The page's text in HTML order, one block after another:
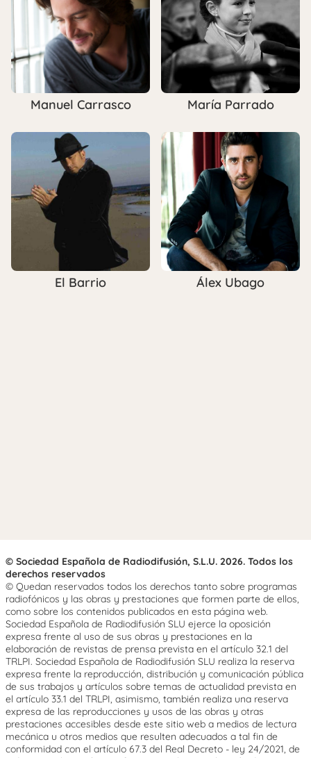
Manuel Carrasco María Parrado
El Barrio Álex Ubago
© Sociedad Española de Radiodifusión, S.L.U. 2026. Todos los
derechos reservados
© Quedan reservados todos los derechos tanto sobre programas
radiofónicos y las obras y prestaciones que formen parte de ellos,
como sobre los contenidos publicados en esta página web.
Sociedad Española de Radiodifusión SLU ejerce la oposición
expresa frente al uso de sus obras y prestaciones en la
elaboración de revistas de prensa prevista en el artículo 32.1 del
TRLPI. Sociedad Española de Radiodifusión SLU realiza la reserva
expresa frente la reproducción, distribución y comunicación pública
de sus trabajos y artículos sobre temas de actualidad prevista en
el artículo 33.1 del TRLPI, asimismo, también realiza una reserva
expresa de las reproducciones y usos de las obras y otras
prestaciones accesibles desde este sitio web a medios de lectura
mecánica u otros medios que resulten adecuados a tal fin de
conformidad con el artículo 67.3 del Real Decreto - ley 24/2021, de